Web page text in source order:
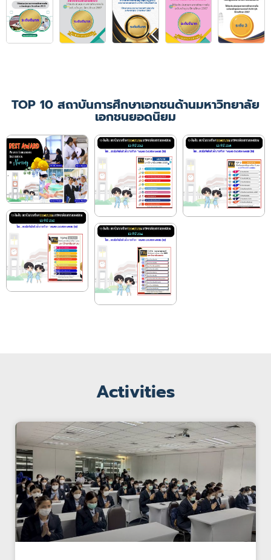
มติการประชุมคณะกรรมการสภาการ
พยาบาล ครั้งที่ 6/2564
เมื่อวันที่ 21 มิถุนายน 2564 ให้การ
รับรองคณะพยาบาลศาสตร์
(ปีการศึกษา 2564 - 2567)
เพิ่มเติม
TOP 10 สถาบันการศึกษาเอกชนด้านมหาวิทยาลัย
เอกชนยอดนิยม
Activities